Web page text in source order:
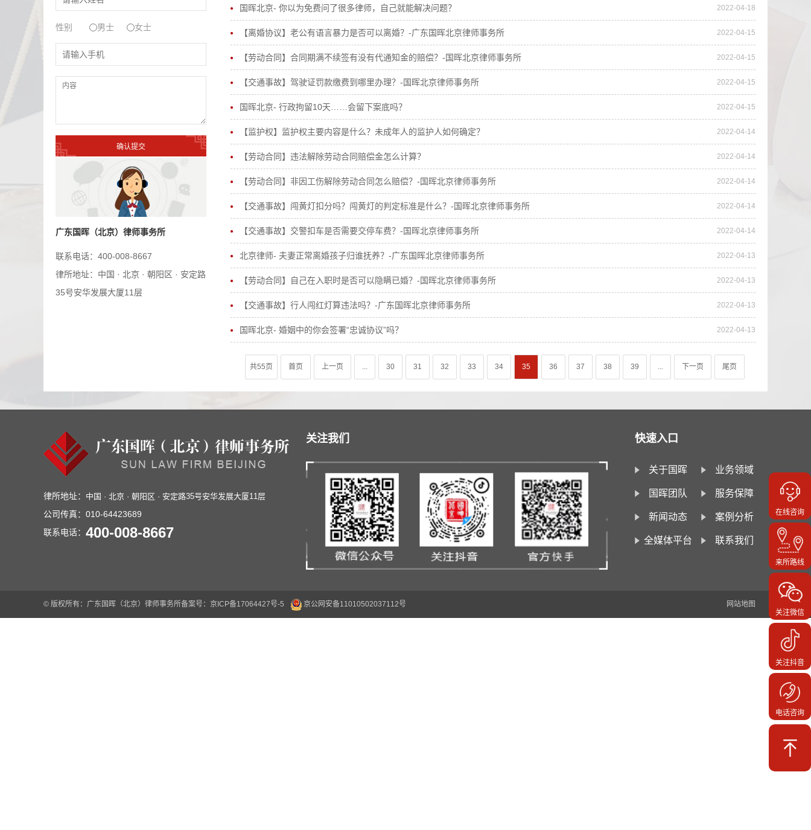
性别 男士 女士
广东国晖（北京）律师事务所
联系电话：400-008-8667
律所地址：中国 · 北京 · 朝阳区 · 安定路
35号安华发展大厦11层
国晖北京- 你以为免费问了很多律师，自己就能解决问题？ 2022-04-18
【离婚协议】老公有语言暴力是否可以离婚？-广东国晖北京律师事务所 2022-04-15
【劳动合同】合同期满不续签有没有代通知金的赔偿？-国晖北京律师事务所 2022-04-15
【交通事故】驾驶证罚款缴费到哪里办理？-国晖北京律师事务所 2022-04-15
国晖北京- 行政拘留10天……会留下案底吗？ 2022-04-15
【监护权】监护权主要内容是什么？未成年人的监护人如何确定？ 2022-04-14
【劳动合同】违法解除劳动合同赔偿金怎么计算？ 2022-04-14
【劳动合同】非因工伤解除劳动合同怎么赔偿？-国晖北京律师事务所 2022-04-14
【交通事故】闯黄灯扣分吗？闯黄灯的判定标准是什么？-国晖北京律师事务所 2022-04-14
【交通事故】交警扣车是否需要交停车费？-国晖北京律师事务所 2022-04-14
北京律师- 夫妻正常离婚孩子归谁抚养？-广东国晖北京律师事务所 2022-04-13
【劳动合同】自己在入职时是否可以隐瞒已婚？-国晖北京律师事务所 2022-04-13
【交通事故】行人闯红灯算违法吗？-广东国晖北京律师事务所 2022-04-13
国晖北京- 婚姻中的你会签署“忠诚协议”吗？ 2022-04-13
共55页 首页 上一页 ... 30 31 32 33 34 35 36 37 38 39 ... 下一页 尾页
律所地址： 中国 · 北京 · 朝阳区 · 安定路35号安华发展大厦11层
公司传真： 010-64423689
联系电话： 400-008-8667
关注我们 快速入口
关于国晖 业务领域
国晖团队 服务保障
新闻动态 案例分析
全媒体平台 联系我们
© 版权所有：广东国晖（北京）律师事务所备案号：京ICP备17064427号-5 京公网安备11010502037112号 网站地图
在线咨询
来所路线
关注微信
关注抖音
电话咨询